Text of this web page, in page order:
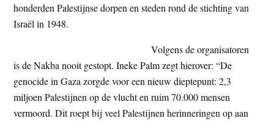
honderden Palestijnse dorpen en steden rond de stichting van
Israël in 1948.
Volgens de organisatoren
is de Nakba nooit gestopt. Ineke Palm zegt hierover: “De
genocide in Gaza zorgde voor een nieuw dieptepunt: 2,3
miljoen Palestijnen op de vlucht en ruim 70.000 mensen
vermoord. Dit roept bij veel Palestijnen herinneringen op aan